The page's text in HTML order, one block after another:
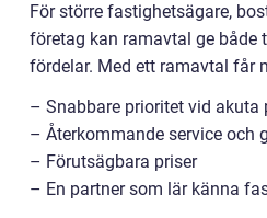
För större fastighetsägare,
företag kan ramavtal ge både
fördelar. Med ett ramavtal får
– Snabbare prioritet vid akuta
– Återkommande service och
– Förutsägbara priser
– En partner som lär känna